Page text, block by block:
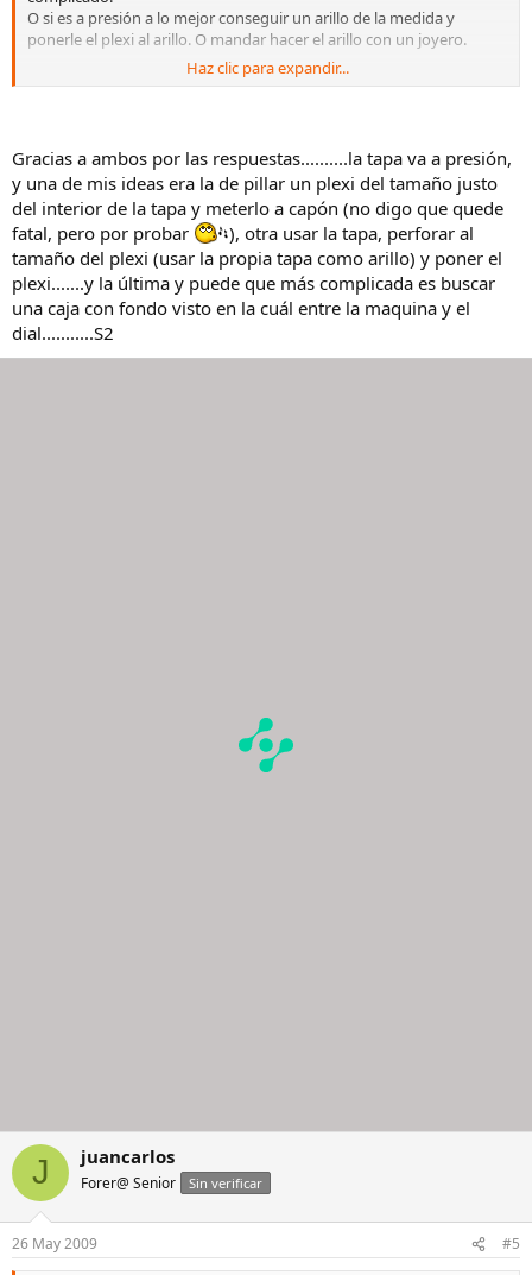
O si es a presión a lo mejor conseguir un arillo de la medida y
ponerle el plexi al arillo. O mandar hacer el arillo con un joyero.
Manuel
Haz clic para expandir...
Gracias a ambos por las respuestas..........la tapa va a presión,
y una de mis ideas era la de pillar un plexi del tamaño justo
del interior de la tapa y meterlo a capón (no digo que quede
fatal, pero por probar
), otra usar la tapa, perforar al
tamaño del plexi (usar la propia tapa como arillo) y poner el
plexi.......y la última y puede que más complicada es buscar
una caja con fondo visto en la cuál entre la maquina y el
dial...........S2
J juancarlos
Forer@ Senior Sin verificar
26 May 2009 #5